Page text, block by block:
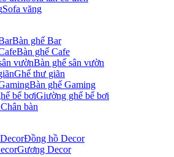
Sofa văng
Bàn ghế Bar
Bàn ghế Cafe
Bàn ghế sân vườn
Ghế thư giãn
Bàn ghế Gaming
Giường ghế bể bơi
Chân bàn
Đồng hồ Decor
Gương Decor